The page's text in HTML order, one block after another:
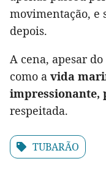
movimentação, e
depois.
A cena, apesar
como a vida
impressionante,
respeitada.
TUBARÃO